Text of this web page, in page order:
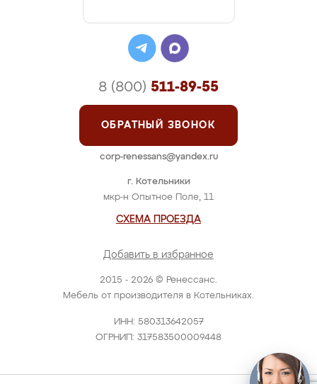
2015 - 2026 © Ренессанс.
Мебель от производителя в Котельниках.
ИНН: 580313642057
ОГРНИП: 317583500009448
г. Котельники
мкр-н Опытное Поле, 11
СХЕМА ПРОЕЗДА
Добавить в избранное
8 (800) 511-89-55
ОБРАТНЫЙ ЗВОНОК
corp-renessans@yandex.ru